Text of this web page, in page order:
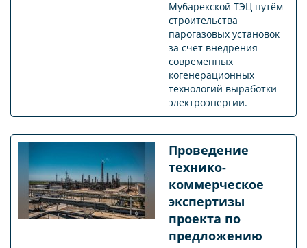
Мубарекской ТЭЦ путём
строительства
парогазовых установок
за счёт внедрения
современных
когенерационных
технологий выработки
электроэнергии.
Проведение
технико-
коммерческое
экспертизы
проекта по
предложению